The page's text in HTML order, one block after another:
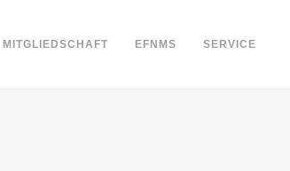
MITGLIEDSCHAFT EFNMS SERVICE